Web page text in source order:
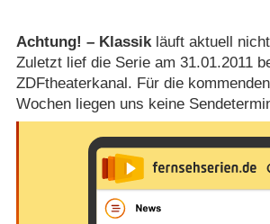
Achtung! – Klassikläuft aktuell
Zuletzt lief die Serie am 31.01.2011
ZDFtheaterkanal. Für die
Wochen liegen uns keine